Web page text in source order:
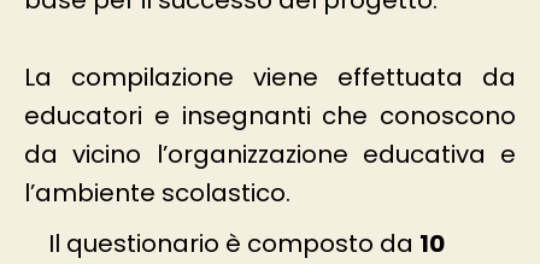
La compilazione viene effettuata da
educatori e insegnanti che conoscono
da vicino l’organizzazione educativa e
l’ambiente scolastico.
Il questionario è composto da 10